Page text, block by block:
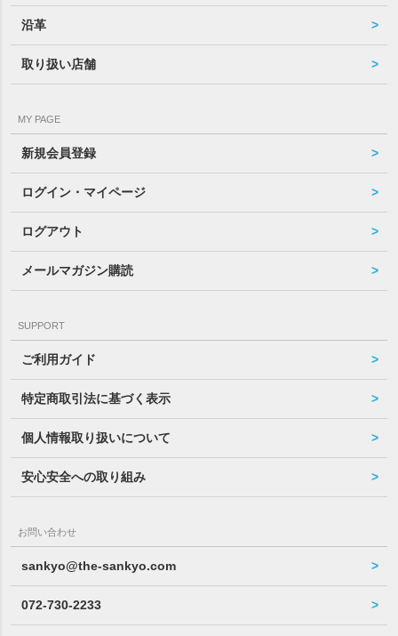
沿革
取り扱い店舗
MY PAGE
新規会員登録
ログイン・マイページ
ログアウト
メールマガジン購読
SUPPORT
ご利用ガイド
特定商取引法に基づく表示
個人情報取り扱いについて
安心安全への取り組み
お問い合わせ
sankyo@the-sankyo.com
072-730-2233